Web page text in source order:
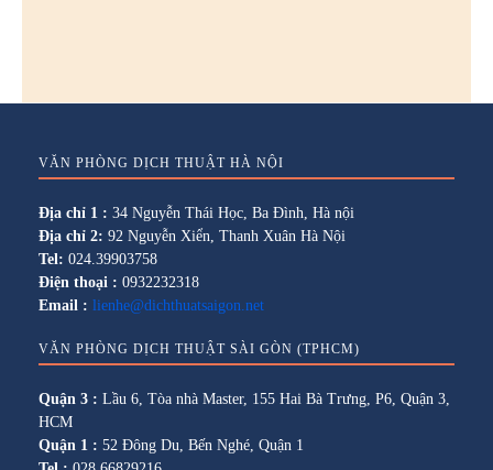
VĂN PHÒNG DỊCH THUẬT HÀ NỘI
Địa chỉ 1 : 34 Nguyễn Thái Học, Ba Đình, Hà nội
Địa chỉ 2: 92 Nguyễn Xiển, Thanh Xuân Hà Nội
Tel: 024.39903758
Điện thoại : 0932232318
Email : lienhe@dichthuatsaigon.net
VĂN PHÒNG DỊCH THUẬT SÀI GÒN (TPHCM)
Quận 3 : Lầu 6, Tòa nhà Master, 155 Hai Bà Trưng, P6, Quận 3,
HCM
Quận 1 : 52 Đông Du, Bến Nghé, Quận 1